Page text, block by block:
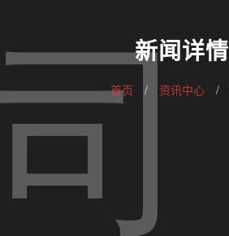
新闻详情
首页 / 资讯中心 /